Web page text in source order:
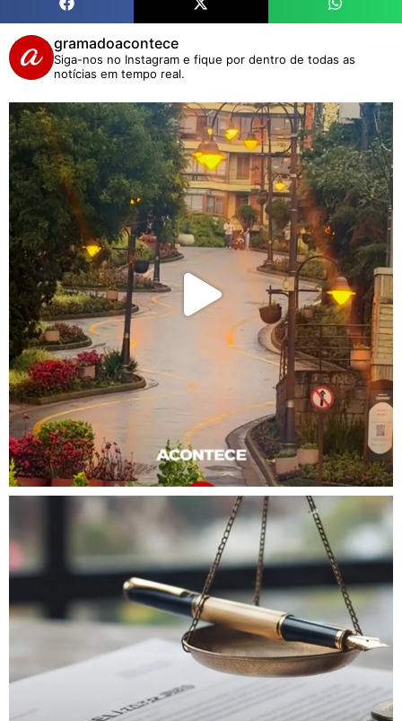
gramadoacontece
Siga-nos no Instagram e fique por dentro de todas as
notícias em tempo real.